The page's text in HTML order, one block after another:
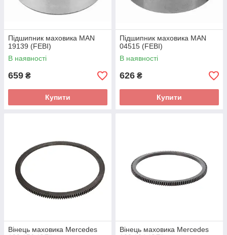
Підшипник маховика MAN
19139 (FEBI)
В наявності
659 ₴
Купити
Підшипник маховика MAN
04515 (FEBI)
В наявності
626 ₴
Купити
Вінець маховика Mercedes
Вінець маховика Mercedes